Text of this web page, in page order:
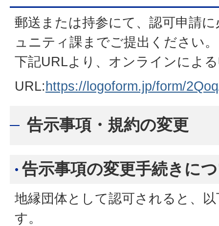
郵送または持参にて、認可申請
ュニティ課までご提出ください。
下記URLより、オンラインによ
URL:https://logoform.jp/form/
告示事項・規約の変更
告示事項の変更手続きに
地縁団体として認可されると、
す。